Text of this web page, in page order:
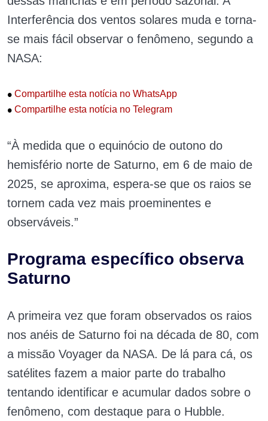
Interferência dos ventos solares muda e torna-
se mais fácil observar o fenômeno, segundo a
NASA:
• Compartilhe esta notícia no WhatsApp
• Compartilhe esta notícia no Telegram
“À medida que o equinócio de outono do
hemisfério norte de Saturno, em 6 de maio de
2025, se aproxima, espera-se que os raios se
tornem cada vez mais proeminentes e
observáveis.”
Programa específico observa
Saturno
A primeira vez que foram observados os raios
nos anéis de Saturno foi na década de 80, com
a missão Voyager da NASA. De lá para cá, os
satélites fazem a maior parte do trabalho
tentando identificar e acumular dados sobre o
fenômeno, com destaque para o Hubble.